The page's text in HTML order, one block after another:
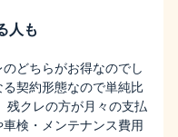
人も
どちらがお得なのでし
契約形態なので単純比
残クレの方が月々の支払
検・メンテナンス費用